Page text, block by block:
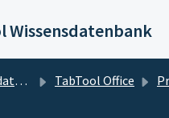
Inhalt gehen
Wissensdatenbank
TabTool Office